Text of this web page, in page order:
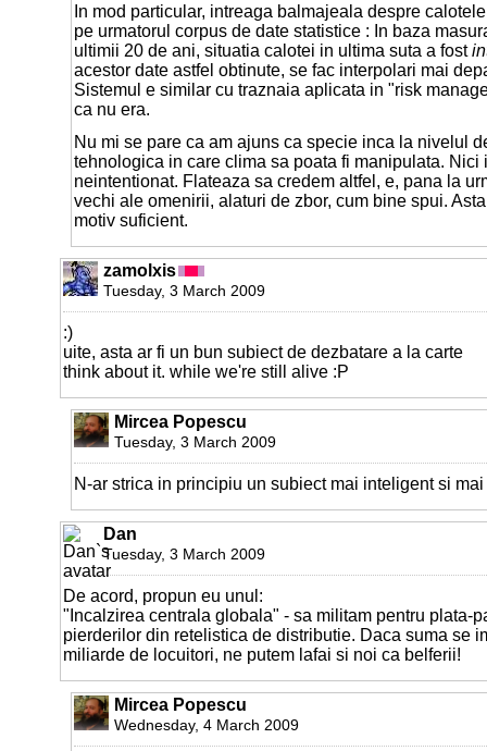
In mod particular, intreaga balmajeala despre
pe urmatorul corpus de date statistice : In baza
ultimii 20 de ani, situatia calotei in ultima suta a fost
acestor date astfel obtinute, se fac interpolari mai
Sistemul e similar cu traznaia aplicata in "risk
ca nu era.
Nu mi se pare ca am ajuns ca specie inca la nivelul
tehnologica in care clima sa poata fi manipulata. Nici
neintentionat. Flateaza sa credem altfel, e, pana la
vechi ale omenirii, alaturi de zbor, cum bine spui.
motiv suficient.
zamolxis
Tuesday, 3 March 2009
:)
uite, asta ar fi un bun subiect de dezbatare a la carte
think about it. while we're still alive :P
Mircea Popescu
Tuesday, 3 March 2009
N-ar strica in principiu un subiect mai inteligent si
Dan
Tuesday, 3 March 2009
De acord, propun eu unul:
"Incalzirea centrala globala" - sa militam pentru plata-
pierderilor din retelistica de distributie. Daca suma se
miliarde de locuitori, ne putem lafai si noi ca belferii!
Mircea Popescu
Wednesday, 4 March 2009